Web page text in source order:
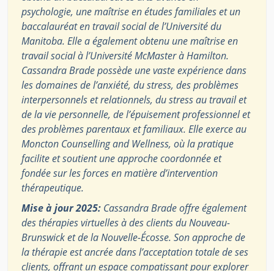
psychologie, une maîtrise en études familiales et un
baccalauréat en travail social de l’Université du
Manitoba. Elle a également obtenu une maîtrise en
travail social à l’Université McMaster à Hamilton.
Cassandra Brade possède une vaste expérience dans
les domaines de l’anxiété, du stress, des problèmes
interpersonnels et relationnels, du stress au travail et
de la vie personnelle, de l’épuisement professionnel et
des problèmes parentaux et familiaux. Elle exerce au
Moncton Counselling and Wellness, où la pratique
facilite et soutient une approche coordonnée et
fondée sur les forces en matière d’intervention
thérapeutique.
Mise à jour 2025: Cassandra Brade offre également
des thérapies virtuelles à des clients du Nouveau-
Brunswick et de la Nouvelle-Écosse. Son approche de
la thérapie est ancrée dans l’acceptation totale de ses
clients, offrant un espace compatissant pour explorer